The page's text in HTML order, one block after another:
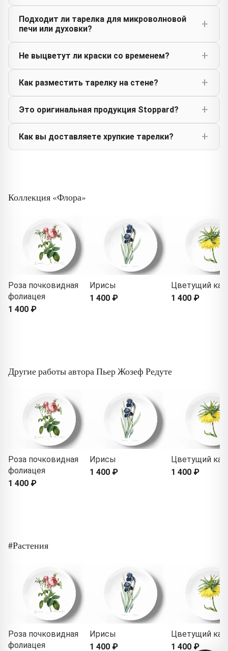
Подходит ли тарелка для микроволновой
печи или духовки?
Не выцветут ли краски со временем?
Как разместить тарелку на стене?
Это оригинальная продукция Stoppard?
Как вы доставляете хрупкие тарелки?
Коллекция «Флора»
Роза почковидная
фолиацея
1 400 ₽
Ирисы
1 400 ₽
Цветущий
1 400 ₽
Другие работы автора Пьер Жозеф Редуте
Роза почковидная
фолиацея
1 400 ₽
Ирисы
1 400 ₽
Цветущий
1 400 ₽
#Растения
Роза почковидная
фолиацея
Ирисы
1 400 ₽
Цветущий
1 400 ₽